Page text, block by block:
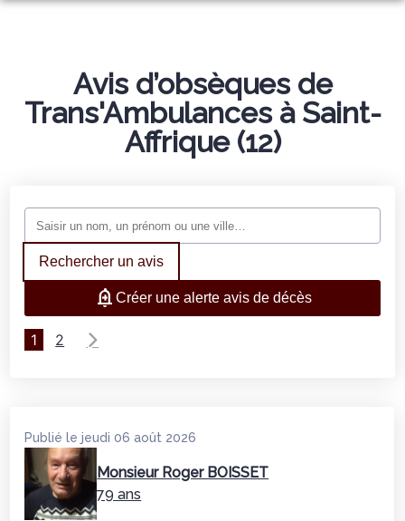
ORGANISER DES OBSÈQUES
PRÉVOIR SES OBSÈQUES
SERVICES AUX FAMILLES
CHAMBRES FUNERAIRES
Avis d’obsèques de
Trans'Ambulances à Saint-
Affrique (12)
Rechercher un avis
Créer une alerte avis de décès
1 2
Publié le jeudi 06 août 2026
Monsieur Roger BOISSET
79 ans